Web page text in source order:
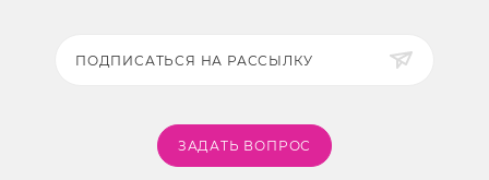
ПОДПИСАТЬСЯ НА РАССЫЛКУ
ЗАДАТЬ ВОПРОС